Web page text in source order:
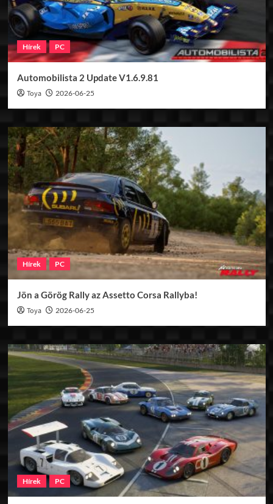
Hírek PC
Automobilista 2 Update V1.6.9.81
Toya 2026-06-25
Hírek PC
Jön a Görög Rally az Assetto Corsa Rallyba!
Toya 2026-06-25
Hírek PC